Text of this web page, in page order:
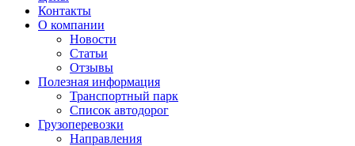
Контакты
О компании
Новости
Статьи
Отзывы
Полезная информация
Транспортный парк
Список автодорог
Грузоперевозки
Направления